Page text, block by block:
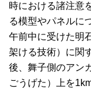
時における諸注意
る模型やパネルに
午前中に受けた明
架ける技術）に関
後、舞子側のアン
ごうげた）上を